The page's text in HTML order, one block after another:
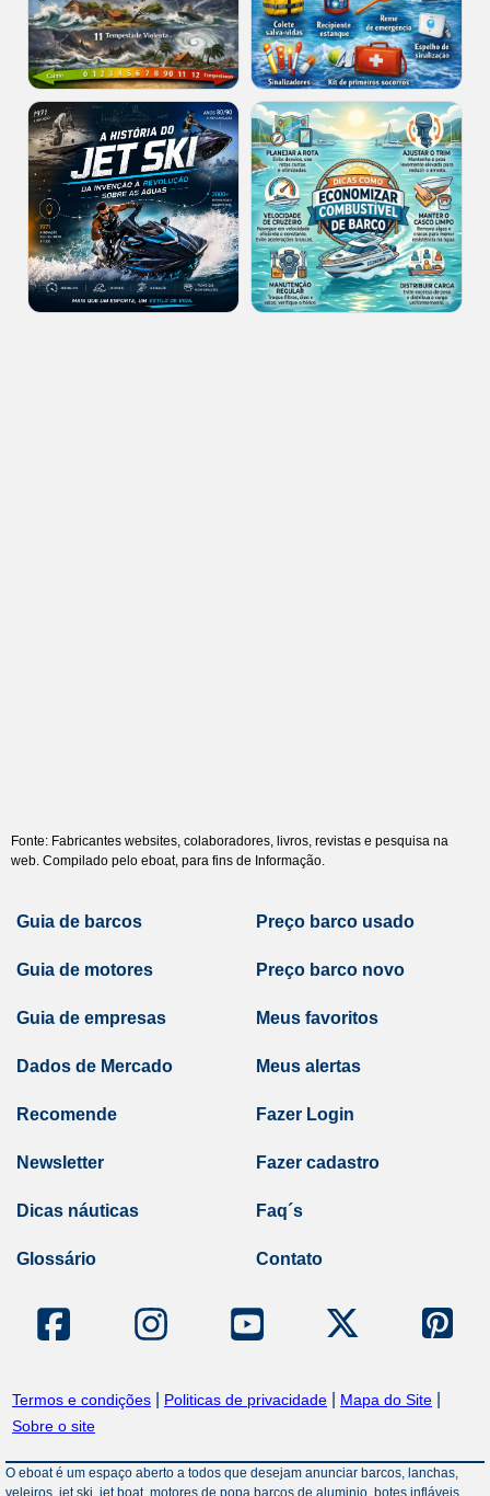
Fonte: Fabricantes websites, colaboradores, livros, revistas e pesquisa na
web. Compilado pelo eboat, para fins de Informação.
Guia de barcos
Guia de motores
Guia de empresas
Dados de Mercado
Preço barco usado
Preço barco novo
Meus favoritos
Meus alertas
Recomende
Newsletter
Dicas náuticas
Glossário
Fazer Login
Fazer cadastro
Faq´s
Contato
Termos e condições Politicas de privacidade Mapa do Site
Sobre o site
O eboat é um espaço aberto a todos que desejam anunciar barcos, lanchas,
veleiros, jet ski, jet boat, motores de popa barcos de aluminio, botes infláveis